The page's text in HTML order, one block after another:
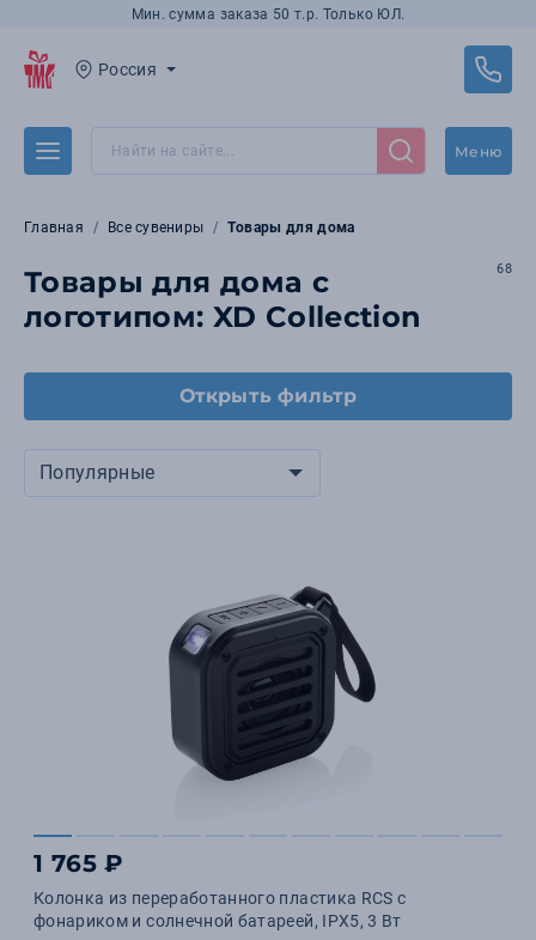
Мин. сумма заказа 50 т.р. Только ЮЛ.
Россия
Меню
Главная Все сувениры Товары для дома
Товары для дома с
логотипом: XD Collection
68
Открыть фильтр
Популярные
1 765 ₽
Колонка из переработанного пластика RCS с
фонариком и солнечной батареей, IPX5, 3 Вт